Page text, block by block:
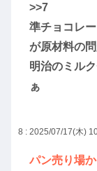
>>7
準チョコレ
が原材料の
明治のミル
ぁ
8 : 2025/07/17(木)
パン売り場